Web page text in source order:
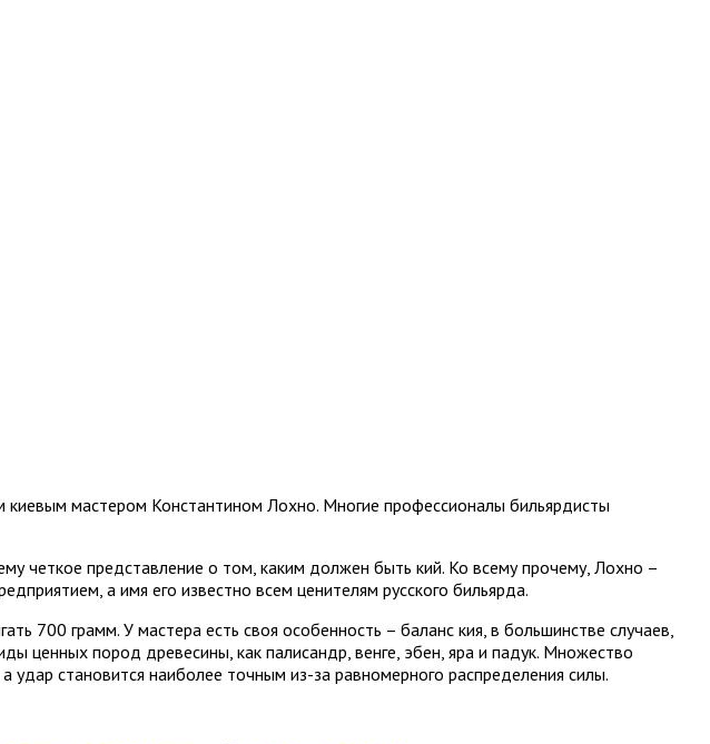
мастером Константином Лохно. Многие профессионалы бильярдисты
четкое представление о том, каким должен быть кий. Ко всему прочему, Лохно –
а имя его известно всем ценителям русского бильярда.
700 грамм. У мастера есть своя особенность – баланс кия, в большинстве случаев,
ценных пород древесины, как палисандр, венге, эбен, яра и падук. Множество
становится наиболее точным из-за равномерного распределения силы.